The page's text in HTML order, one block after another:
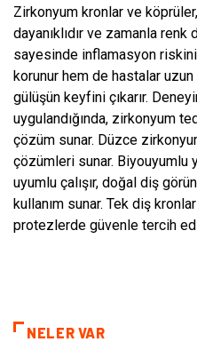
Zirkonyum kronlar ve
dayanıklıdır ve zamanla
sayesinde inflamasyon riskini
korunur hem de hastalar
gülüşün keyfini çıkarır.
uygulandığında, zirkonyum
çözüm sunar. Düzce
çözümleri sunar. Biyouyumlu
uyumlu çalışır, doğal diş
kullanım sunar. Tek diş
protezlerde güvenle tercih
NELER VAR